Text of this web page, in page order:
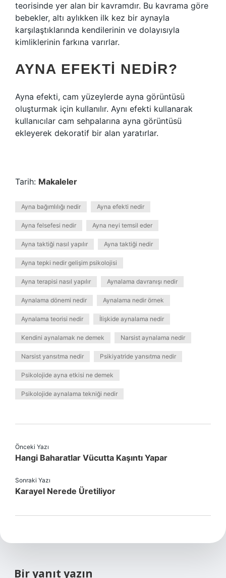
teorisinde yer alan bir kavramdır. Bu kavrama göre
bebekler, altı aylıkken ilk kez bir aynayla
karşılaştıklarında kendilerinin ve dolayısıyla
kimliklerinin farkına varırlar.
AYNA EFEKTI NEDIR?
Ayna efekti, cam yüzeylerde ayna görüntüsü
oluşturmak için kullanılır. Aynı efekti kullanarak
kullanıcılar cam sehpalarına ayna görüntüsü
ekleyerek dekoratif bir alan yaratırlar.
Tarih: Makaleler
Ayna bağımlılığı nedir Ayna efekti nedir
Ayna felsefesi nedir Ayna neyi temsil eder
Ayna taktiği nasıl yapılır Ayna taktiği nedir
Ayna tepki nedir gelişim psikolojisi
Ayna terapisi nasıl yapılır Aynalama davranışı nedir
Aynalama dönemi nedir Aynalama nedir örnek
Aynalama teorisi nedir İlişkide aynalama nedir
Kendini aynalamak ne demek Narsist aynalama nedir
Narsist yansıtma nedir Psikiyatride yansıtma nedir
Psikolojide ayna etkisi ne demek
Psikolojide aynalama tekniği nedir
Önceki Yazı
Hangi Baharatlar Vücutta Kaşıntı Yapar
Sonraki Yazı
Karayel Nerede Üretiliyor
Bir yanıt yazın